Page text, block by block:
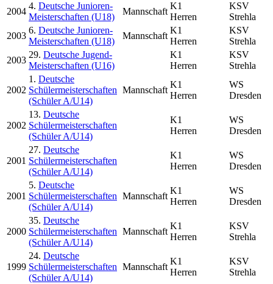
2004
4. Deutsche Junioren-
Meisterschaften (U18)
Mannschaft
K1
Herren
KSV
Strehla
2003
6. Deutsche Junioren-
Meisterschaften (U18)
Mannschaft
K1
Herren
KSV
Strehla
2003
29. Deutsche Jugend-
Meisterschaften (U16)
K1
Herren
KSV
Strehla
2002
1. Deutsche
Schülermeisterschaften
(Schüler A/U14)
Mannschaft
K1
Herren
WS
Dresden
2002
13. Deutsche
Schülermeisterschaften
(Schüler A/U14)
K1
Herren
WS
Dresden
2001
27. Deutsche
Schülermeisterschaften
(Schüler A/U14)
K1
Herren
WS
Dresden
2001
5. Deutsche
Schülermeisterschaften
(Schüler A/U14)
Mannschaft
K1
Herren
WS
Dresden
2000
35. Deutsche
Schülermeisterschaften
(Schüler A/U14)
Mannschaft
K1
Herren
KSV
Strehla
1999
24. Deutsche
Schülermeisterschaften
(Schüler A/U14)
Mannschaft
K1
Herren
KSV
Strehla